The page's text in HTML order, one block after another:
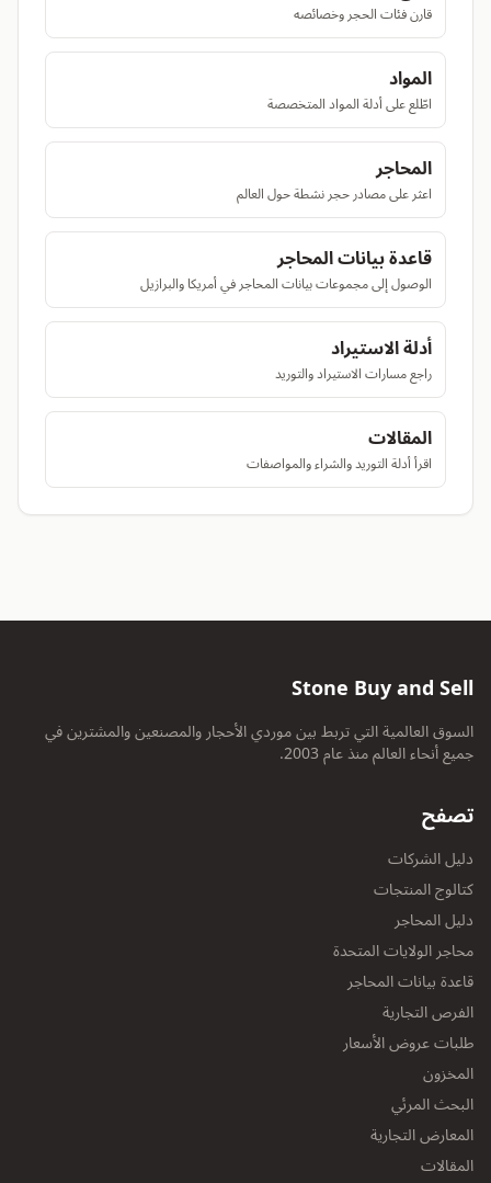
قارن فئات الحجر وخصائصه
المواد
اطّلع على أدلة المواد المتخصصة
المحاجر
اعثر على مصادر حجر نشطة حول العالم
قاعدة بيانات المحاجر
الوصول إلى مجموعات بيانات المحاجر في أمريكا والبرازيل
أدلة الاستيراد
راجع مسارات الاستيراد والتوريد
المقالات
اقرأ أدلة التوريد والشراء والمواصفات
Stone Buy and Sell
السوق العالمية التي تربط بين موردي الأحجار والمصنعين والمشترين في
جميع أنحاء العالم منذ عام 2003.
تصفح
دليل الشركات
كتالوج المنتجات
دليل المحاجر
محاجر الولايات المتحدة
قاعدة بيانات المحاجر
الفرص التجارية
طلبات عروض الأسعار
المخزون
البحث المرئي
المعارض التجارية
المقالات